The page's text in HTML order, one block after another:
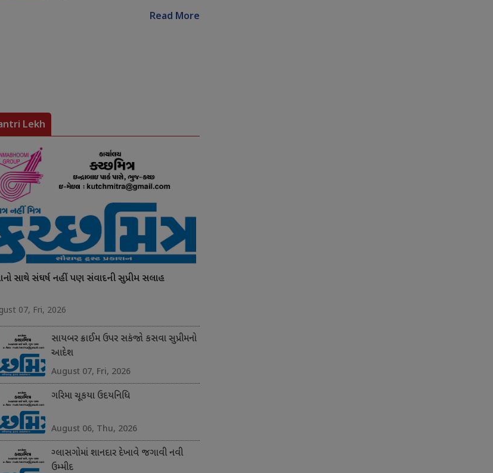
Read More
Lekh
સાથે સંઘર્ષ નહીં પણ સંવાદની સુપ્રીમ સલાહ
07, Fri, 2026
સાયબર ક્રાઈમ ઉપર સકંજો કસવા સુપ્રીમનો
આદેશ
August 07, Fri, 2026
ગરિમા ચૂકયા ઉદયનિધિ
August 06, Thu, 2026
ગ્લાસગોમાં શાનદાર દેખાવે જગાવી નવી
ઉમ્મીદ